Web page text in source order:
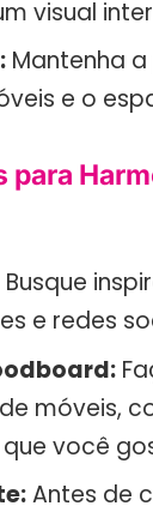
visual
Mantenha
e o
para
Busque
e redes
móveis,
você
Antes de